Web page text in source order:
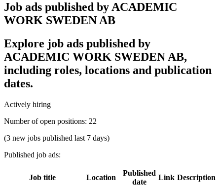
Job ads published by ACADEMIC
WORK SWEDEN AB
Explore job ads published by
ACADEMIC WORK SWEDEN AB,
including roles, locations and publication
dates.
Actively hiring
Number of open positions: 22
(3 new jobs published last 7 days)
Published job ads:
Job title Location
Published
date
Link Description